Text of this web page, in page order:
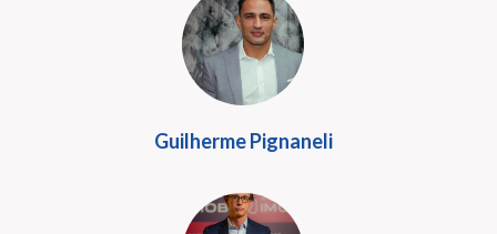
Guilherme Pignaneli